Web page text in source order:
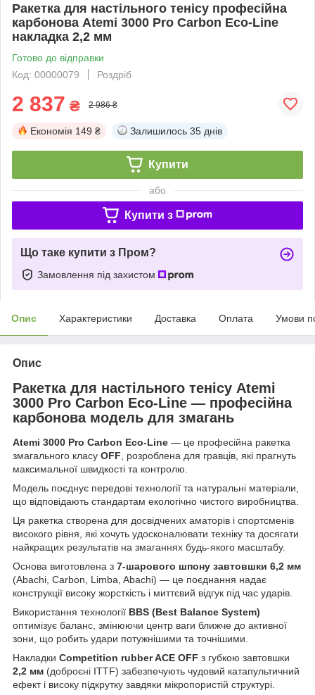
Ракетка для настільного тенісу професійна
карбонова Atemi 3000 Pro Carbon Eco-Line
накладка 2,2 мм
Готово до відправки
Код: 00000079
Роздріб
2 837 ₴ 2 986 ₴
Економія 149 ₴ Залишилось 35 днів
Купити
або
Купити з
Що таке купити з Пром?
Замовлення під захистом
Опис Характеристики Доставка Оплата Умови
Опис
Ракетка для настільного тенісу Atemi
3000 Pro Carbon Eco-Line — професійна
карбонова модель для змагань
Atemi 3000 Pro Carbon Eco-Line — це професійна ракетка
змагального класу OFF, розроблена для гравців, які прагнуть
максимальної швидкості та контролю.
Модель поєднує передові технології та натуральні матеріали,
що відповідають стандартам екологічно чистого виробництва.
Ця ракетка створена для досвідчених аматорів і спортсменів
високого рівня, які хочуть удосконалювати техніку та досягати
найкращих результатів на змаганнях будь-якого масштабу.
Основа виготовлена з 7-шарового шпону завтовшки 6,2 мм
(Abachi, Carbon, Limba, Abachi) — це поєднання надає
конструкції високу жорсткість і миттєвий відгук під час ударів.
Використання технології BBS (Best Balance System)
оптимізує баланс, змінюючи центр ваги ближче до активної
зони, що робить удари потужнішими та точнішими.
Накладки Competition rubber ACE OFF з губкою завтовшки
2,2 мм (доброєні ITTF) забезпечують чудовий катапультичний
ефект і високу підкрутку завдяки мікропористій структурі.